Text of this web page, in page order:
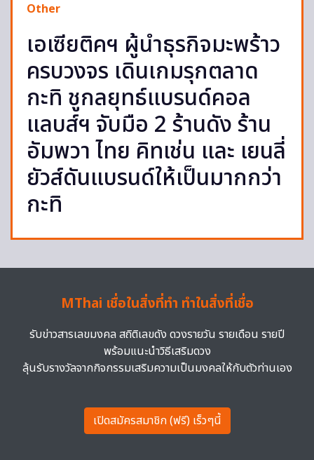
Other
เอเซียติคฯ ผู้นำธุรกิจมะพร้าว
ครบวงจร เดินเกมรุกตลาด
กะทิ ชูกลยุทธ์แบรนด์คอล
แลบส์ฯ จับมือ 2 ร้านดัง ร้าน
อัมพวา ไทย คิทเช่น และ เยนลี่
ยัวส์ดันแบรนด์ให้เป็นมากกว่า
กะทิ
MThai เชื่อในสิ่งที่ทำ ทำในสิ่งที่เชื่อ
รับข่าวสารเลขมงคล สถิติเลขดัง ดวงรายวัน รายเดือน รายปี
พร้อมแนะนำวิธีเสริมดวง
ลุ้นรับรางวัลจากกิจกรรมเสริมความเป็นมงคลให้กับตัวท่านเอง
เปิดสมัครสมาชิก (ฟรี) เร็วๆนี้